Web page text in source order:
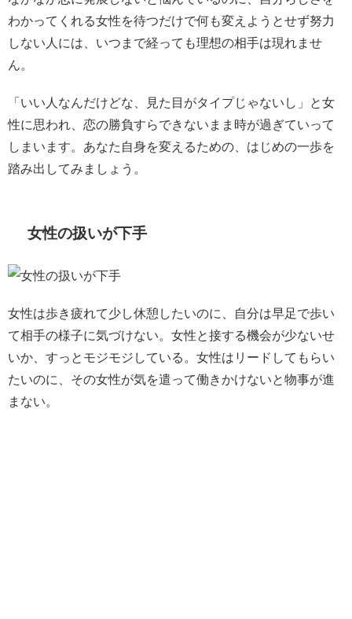
わかってくれる女性を待つだけで何も変えようとせず努力
しない人には、いつまで経っても理想の相手は現れませ
ん。
「いい人なんだけどな、見た目がタイプじゃないし」と女
性に思われ、恋の勝負すらできないまま時が過ぎていって
しまいます。あなた自身を変えるための、はじめの一歩を
踏み出してみましょう。
女性の扱いが下手
女性は歩き疲れて少し休憩したいのに、自分は早足で歩い
て相手の様子に気づけない。女性と接する機会が少ないせ
いか、すっとモジモジしている。女性はリードしてもらい
たいのに、その女性が気を遣って働きかけないと物事が進
まない。